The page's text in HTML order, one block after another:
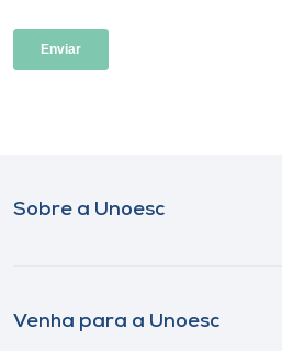
Sobre a Unoesc
Venha para a Unoesc